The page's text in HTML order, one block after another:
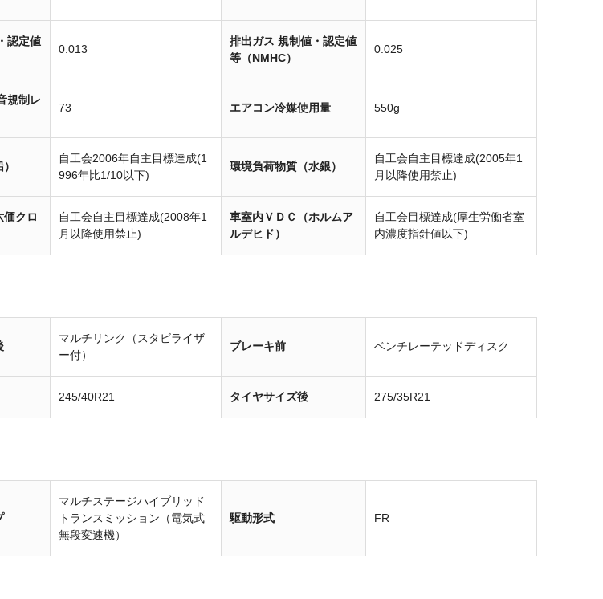
認定値
0.013
排出ガス 規制値・認定値
等（NMHC）
0.025
規制レ
73 エアコン冷媒使用量 550g
自工会2006年自主目標達成(1
996年比1/10以下)
環境負荷物質（水銀）
自工会自主目標達成(2005年1
月以降使用禁止)
価クロ
自工会自主目標達成(2008年1
月以降使用禁止)
車室内ＶＤＣ（ホルムア
ルデヒド）
自工会目標達成(厚生労働省室
内濃度指針値以下)
マルチリンク（スタビライザ
ー付）
ブレーキ前 ベンチレーテッドディスク
245/40R21 タイヤサイズ後 275/35R21
マルチステージハイブリッド
トランスミッション（電気式
無段変速機）
駆動形式 FR